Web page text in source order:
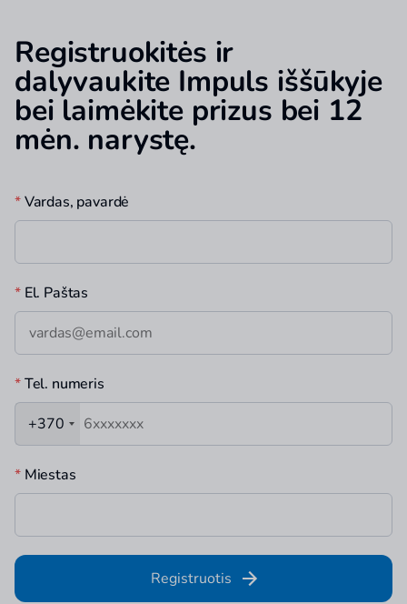
Registruokitės ir
dalyvaukite Impuls iššūkyje
bei laimėkite prizus bei 12
mėn. narystę.
*Vardas, pavardė
*El. Paštas
*Tel. numeris
+370
*Miestas
Registruotis